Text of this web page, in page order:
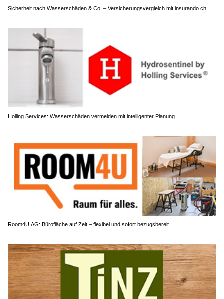
Sicherheit nach Wasserschäden & Co. – Versicherungsvergleich mit insurando.ch
Holling Services: Wasserschäden vermeiden mit intelligenter Planung
Room4U AG: Bürofläche auf Zeit – flexibel und sofort bezugsbereit